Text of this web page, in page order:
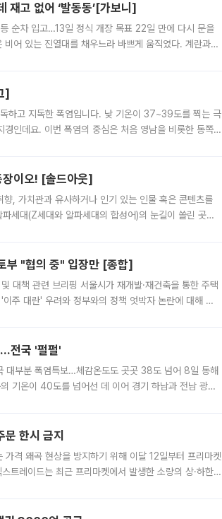
고 없어 ‘발동동’[가보니]
순차 입고…13일 정식 개장 목표 22일 만에 다시 문을
어 있는 진열대를 채우느라 바쁘게 움직였다. 계란과
]
하고 지독한 폭염입니다. 낮 기온이 37~39도를 찍는 극
인데요. 이번 폭염의 중심은 처음 영남을 비롯한 동쪽
이오! [솔드아웃]
, 가치관과 유사하거나 인기 있는 인물 혹은 콘텐츠를
세대(Z세대와 알파세대의 합성어)의 눈길이 쏠린 곳은
부 "협의 중" 입장만 [종합]
대책 관련 브리핑 서울시가 재개발·재건축을 통한 주택
주 대란' 우려와 정부와의 정책 엇박자 논란에 대해 정
전국 '펄펄'
부분 폭염특보…체감온도도 곳곳 38도 넘어 8일 동해
기온이 40도를 넘어선 데 이어 경기 하남과 전남 광양
한시 금지
격 왜곡 현상을 방지하기 위해 이달 12일부터 프리마켓
트레이드는 최근 프리마켓에서 발생한 소량의 상·하한